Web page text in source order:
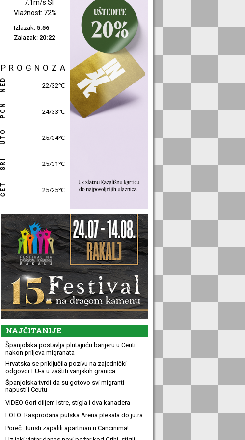
3.59m/s SI
Vlažnost: 53%
Izlazak: 5:58
Zalazak: 20:24
PROGNOZA
NED 25/31℃
PON 26/31℃
UTO 26/32℃
SRI 26/30℃
ČET 26/26℃
NAJČITANIJE
Španjolska postavlja plutajuću barijeru u Ceuti
nakon priljeva migranata
Hrvatska se priključila pozivu na zajednički
odgovor EU-a u zaštiti vanjskih granica
Španjolska tvrdi da su gotovo svi migranti
napustili Ceutu
VIDEO Gori diljem Istre, stigla i dva kanadera
FOTO: Rasprodana pulska Arena plesala do jutra
Poreč: Turisti zapalili apartman u Cancinima!